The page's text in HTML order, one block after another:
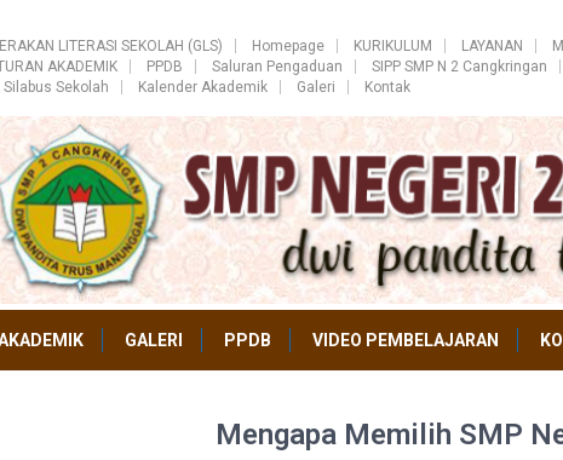
LITERASI SEKOLAH (GLS) Homepage KURIKULUM LAYANAN
AKADEMIK PPDB Saluran Pengaduan SIPP SMP N 2 Cangkringan
Silabus Sekolah Kalender Akademik Galeri Kontak
GALERI PPDB VIDEO PEMBELAJARAN
Mengapa Memilih SMP